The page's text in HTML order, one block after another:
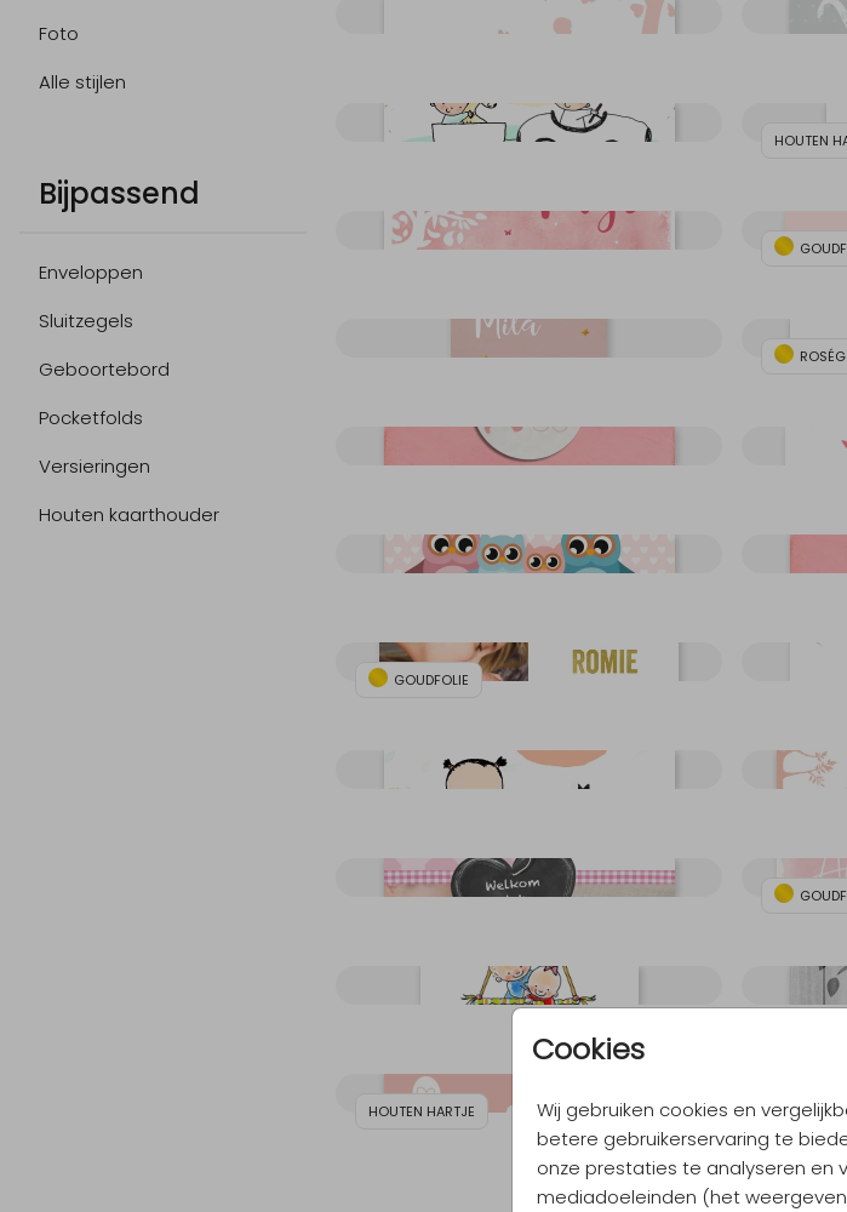
Cookies
Wij gebruiken cookies en
betere gebruikerservaring te
onze prestaties te analyseren en
mediadoeleinden (het
Foto
Alle stijlen
Bijpassend
Enveloppen
Sluitzegels
Geboortebord
Pocketfolds
Versieringen
Houten kaarthouder
HOUTEN
GOUDFOLIE
HOUTEN HARTJE